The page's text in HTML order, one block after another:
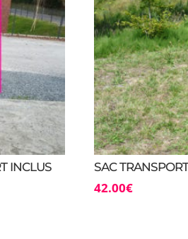
INCLUS SAC
42.00€